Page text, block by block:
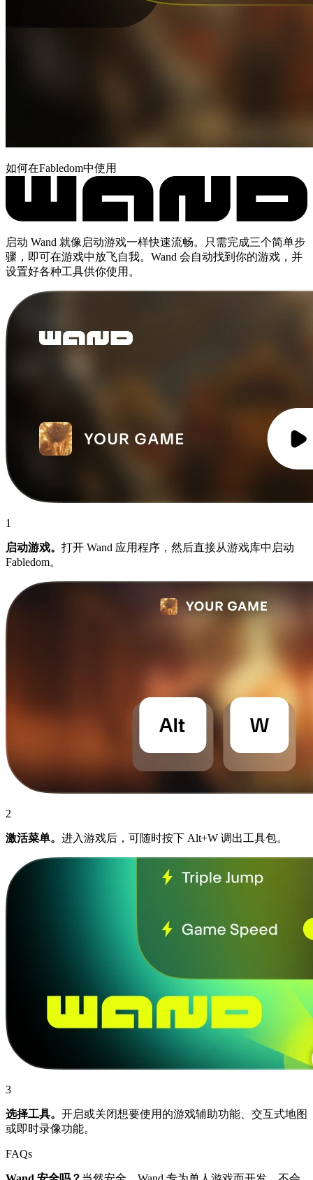
如何在Fabledom中使用
启动 Wand 就像启动游戏一样快速流畅。只需完成三个简单步
骤，即可在游戏中放飞自我。Wand 会自动找到你的游戏，并
设置好各种工具供你使用。
1
启动游戏。 打开 Wand 应用程序，然后直接从游戏库中启动
Fabledom。
2
激活菜单。 进入游戏后，可随时按下 Alt+W 调出工具包。
3
选择工具。 开启或关闭想要使用的游戏辅助功能、交互式地图
或即时录像功能。
FAQs